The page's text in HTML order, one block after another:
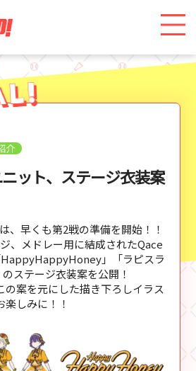
介
ット、ステージ衣装案
、早くも第2戦の準備を開始！！
、メドレー用に結成されたQace
」「ラピスラ
ステージ衣装案を公開！
の案を元にした描き下ろしイラス
楽しみに！！